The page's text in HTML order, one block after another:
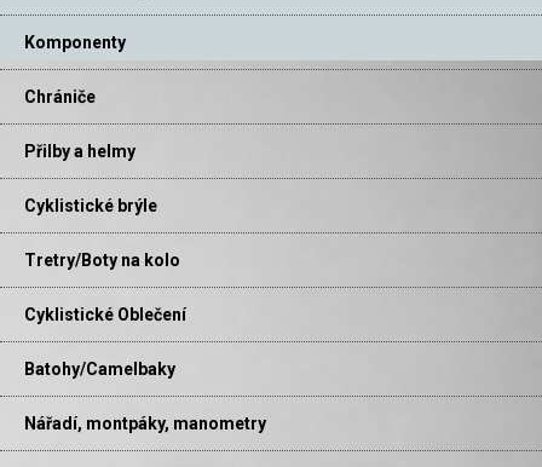
Komponenty
Chrániče
Přilby a helmy
Cyklistické brýle
Tretry/Boty na kolo
Cyklistické Oblečení
Batohy/Camelbaky
Nářadí, montpáky, manometry